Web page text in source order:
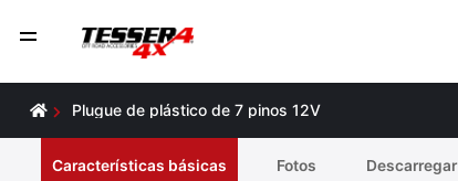
Plugue de plástico de 7 pinos 12V
Características básicas Fotos Descarregar